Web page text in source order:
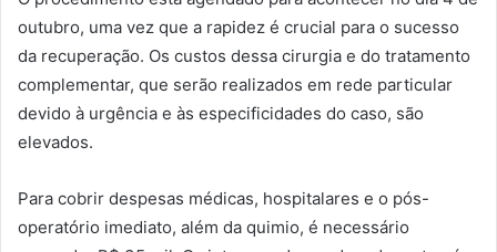
outubro, uma vez que a rapidez é crucial para o sucesso
da recuperação. Os custos dessa cirurgia e do tratamento
complementar, que serão realizados em rede particular
devido à urgência e às especificidades do caso, são
elevados.
Para cobrir despesas médicas, hospitalares e o pós-
operatório imediato, além da quimio, é necessário